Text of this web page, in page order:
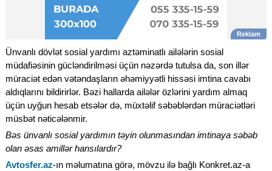
Ünvanlı dövlət sosial yardımı aztəminatlı ailələrin sosial
müdafiəsinin gücləndirilməsi üçün nəzərdə tutulsa da, son illər
müraciət edən vətəndaşların əhəmiyyətli hissəsi imtina cavabı
aldıqlarını bildirirlər. Bəzi hallarda ailələr özlərini yardım almaq
üçün uyğun hesab etsələr də, müxtəlif səbəblərdən müraciətləri
müsbət nəticələnmir.
Bəs ünvanlı sosial yardımın təyin olunmasından imtinaya səbəb
olan əsas amillər hansılardır?
Avtosfer.az-ın məlumatına görə, mövzu ilə bağlı Konkret.az-a